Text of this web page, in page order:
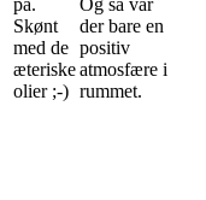
Skønt
med de
æteriske
olier ;-)
der bare en
positiv
atmosfære i
rummet.